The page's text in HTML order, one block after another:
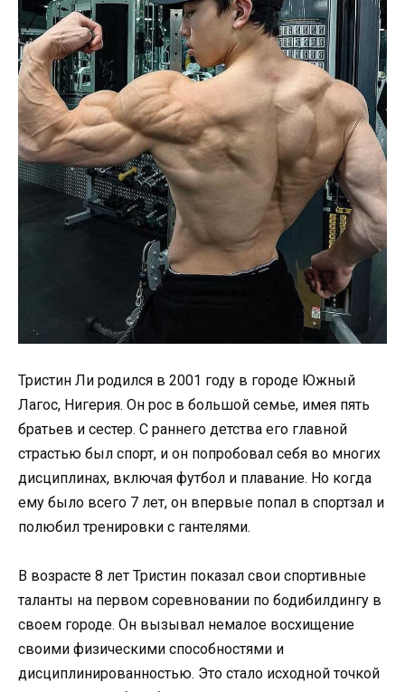
Тристин Ли родился в 2001 году в городе Южный
Лагос, Нигерия. Он рос в большой семье, имея пять
братьев и сестер. С раннего детства его главной
страстью был спорт, и он попробовал себя во многих
дисциплинах, включая футбол и плавание. Но когда
ему было всего 7 лет, он впервые попал в спортзал и
полюбил тренировки с гантелями.
В возрасте 8 лет Тристин показал свои спортивные
таланты на первом соревновании по бодибилдингу в
своем городе. Он вызывал немалое восхищение
своими физическими способностями и
дисциплинированностью. Это стало исходной точкой